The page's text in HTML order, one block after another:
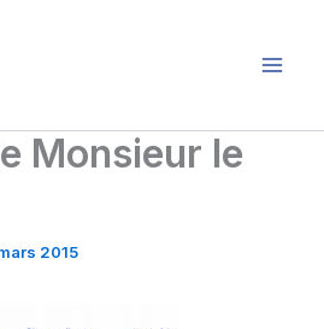
Monsieur le
2015